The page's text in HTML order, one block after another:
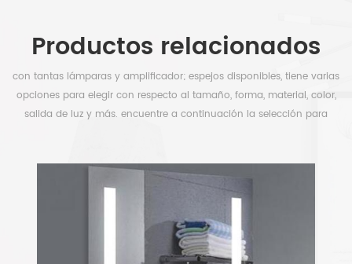
Productos relacionados
con tantas lámparas y amplificador; espejos disponibles, tiene varias
opciones para elegir con respecto al tamaño, forma, material, color,
salida de luz y más. encuentre a continuación la selección para